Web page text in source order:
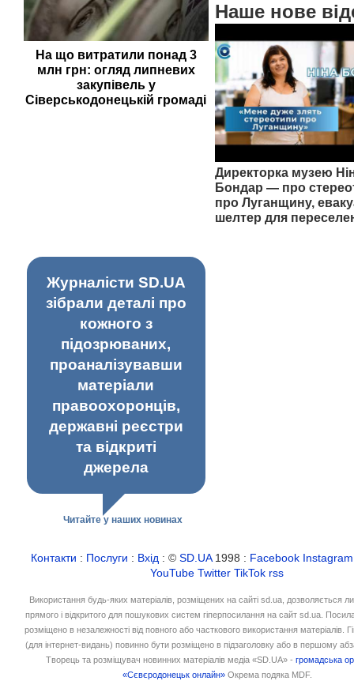
На що витратили понад 3
млн грн: огляд липневих
закупівель у
Сіверськодонецькій громаді
Наше нове
Директорка музею
Бондар — про
про Луганщину,
шелтер для
Журналісти SD.UA
зібрали деталі про
кожного з
підозрюваних,
проаналізувавши
матеріали
правоохоронців,
державні реєстри
та відкриті
джерела
Читайте у наших новинах
Контакти : Послуги : Вхід : ©SD.UA1998 : Facebook Instagram
YouTube Twitter TikTok rss
Використання будь-яких матеріалів, розміщених на сайті sd.ua, дозволяється
прямого і відкритого для пошукових систем гіперпосилання на сайт sd.ua.
розміщено в незалежності від повного або часткового використання матеріалів.
(для інтернет-видань) повинно бути розміщено в підзаголовку або в першому
Творець та розміщувач новинних матеріалів медіа «SD.UA» -громадська
«Сєвєродонецьк онлайн» Окрема подяка MDF.